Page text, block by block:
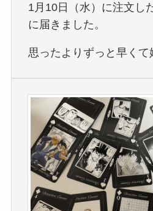
1月10日（水）に注文し
に届きました。
思ったよりずっと早くて